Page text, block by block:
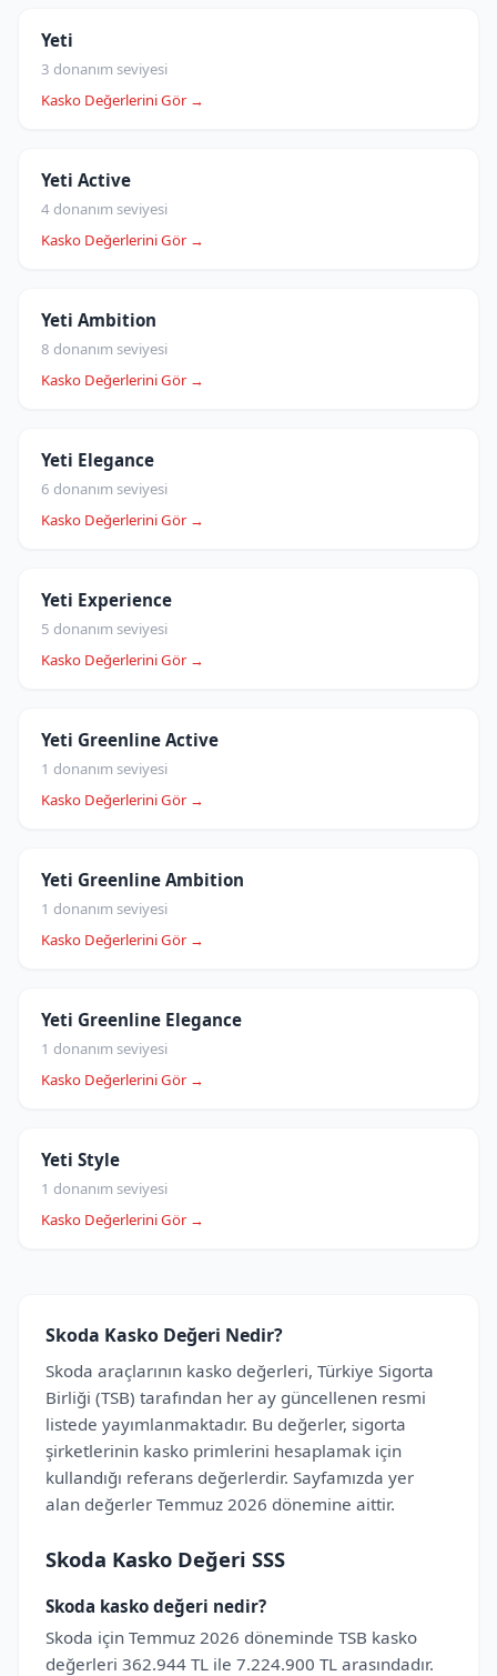
Yeti
3 donanım seviyesi
Kasko Değerlerini Gör →
Yeti Active
4 donanım seviyesi
Kasko Değerlerini Gör →
Yeti Ambition
8 donanım seviyesi
Kasko Değerlerini Gör →
Yeti Elegance
6 donanım seviyesi
Kasko Değerlerini Gör →
Yeti Experience
5 donanım seviyesi
Kasko Değerlerini Gör →
Yeti Greenline Active
1 donanım seviyesi
Kasko Değerlerini Gör →
Yeti Greenline Ambition
1 donanım seviyesi
Kasko Değerlerini Gör →
Yeti Greenline Elegance
1 donanım seviyesi
Kasko Değerlerini Gör →
Yeti Style
1 donanım seviyesi
Kasko Değerlerini Gör →
Skoda Kasko Değeri Nedir?
Skoda araçlarının kasko değerleri, Türkiye Sigorta
Birliği (TSB) tarafından her ay güncellenen resmi
listede yayımlanmaktadır. Bu değerler, sigorta
şirketlerinin kasko primlerini hesaplamak için
kullandığı referans değerlerdir. Sayfamızda yer
alan değerler Temmuz 2026 dönemine aittir.
Skoda Kasko Değeri SSS
Skoda kasko değeri nedir?
Skoda için Temmuz 2026 döneminde TSB kasko
değerleri 362.944 TL ile 7.224.900 TL arasındadır.